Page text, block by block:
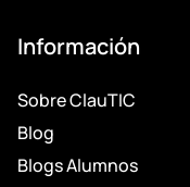
Información
Sobre ClauTIC
Blog
Blogs Alumnos